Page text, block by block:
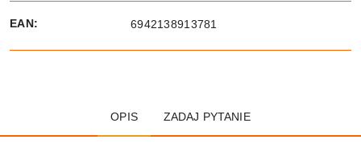
EAN: 6942138913781
OPIS ZADAJ PYTANIE